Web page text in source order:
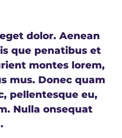
dolor. Aenean
que penatibus et
montes lorem,
mus. Donec quam
pellentesque eu,
Nulla onsequat